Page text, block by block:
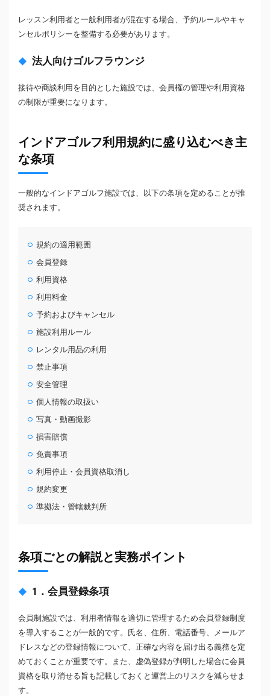
レッスン利用者と一般利用者が混在する場合、予約ルールやキャ
ンセルポリシーを整備する必要があります。
法人向けゴルフラウンジ
接待や商談利用を目的とした施設では、会員権の管理や利用資格
の制限が重要になります。
インドアゴルフ利用規約に盛り込むべき主
な条項
一般的なインドアゴルフ施設では、以下の条項を定めることが推
奨されます。
規約の適用範囲
会員登録
利用資格
利用料金
予約およびキャンセル
施設利用ルール
レンタル用品の利用
禁止事項
安全管理
個人情報の取扱い
写真・動画撮影
損害賠償
免責事項
利用停止・会員資格取消し
規約変更
準拠法・管轄裁判所
条項ごとの解説と実務ポイント
1．会員登録条項
会員制施設では、利用者情報を適切に管理するため会員登録制度
を導入することが一般的です。氏名、住所、電話番号、メールア
ドレスなどの登録情報について、正確な内容を届け出る義務を定
めておくことが重要です。また、虚偽登録が判明した場合に会員
資格を取り消せる旨も記載しておくと運営上のリスクを減らせま
す。